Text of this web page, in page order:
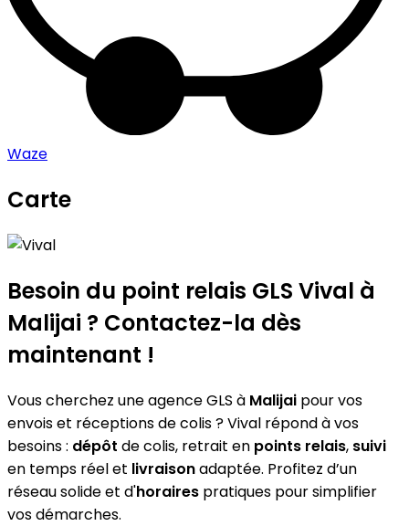
Waze
Carte
+
−
Besoin du point relais GLS Vival à
Malijai ? Contactez-la dès
maintenant !
Vous cherchez une agence GLS à Malijai pour vos
envois et réceptions de colis ? Vival répond à vos
besoins : dépôt de colis, retrait en points relais, suivi
en temps réel et livraisonadaptée. Profitez d’un
réseau solide et d'horaires pratiques pour simplifier
vos démarches.